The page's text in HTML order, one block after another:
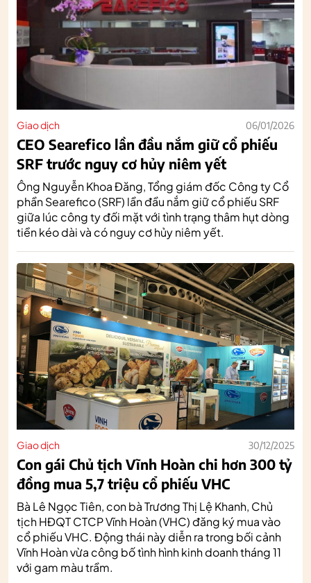
Giao dịch 06/01/2026
CEO Searefico lần đầu nắm giữ cổ phiếu
SRF trước nguy cơ hủy niêm yết
Ông Nguyễn Khoa Đăng, Tổng giám đốc Công ty Cổ
phần Searefico (SRF) lần đầu nắm giữ cổ phiếu SRF
giữa lúc công ty đối mặt với tình trạng thâm hụt dòng
tiền kéo dài và có nguy cơ hủy niêm yết.
Giao dịch 30/12/2025
Con gái Chủ tịch Vĩnh Hoàn chi hơn 300 tỷ
đồng mua 5,7 triệu cổ phiếu VHC
Bà Lê Ngọc Tiên, con bà Trương Thị Lệ Khanh, Chủ
tịch HĐQT CTCP Vĩnh Hoàn (VHC) đăng ký mua vào
cổ phiếu VHC. Động thái này diễn ra trong bối cảnh
Vĩnh Hoàn vừa công bố tình hình kinh doanh tháng 11
với gam màu trầm.